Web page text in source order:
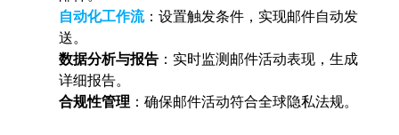
自动化工作流：设置触发条件，实现邮件自动发
送。
数据分析与报告 ：实时监测邮件活动表现，生成
详细报告。
合规性管理 ：确保邮件活动符合全球隐私法规。